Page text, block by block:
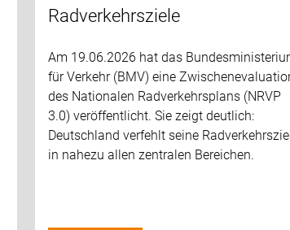
Radverkehrsziele
Am 19.06.2026 hat das
für Verkehr (BMV) eine
des Nationalen Radverkehrsplans (NRVP
3.0) veröffentlicht. Sie zeigt deutlich:
Deutschland verfehlt seine
in nahezu allen zentralen Bereichen.